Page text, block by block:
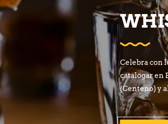
Celebra con
catalogar en
(Centeno) y